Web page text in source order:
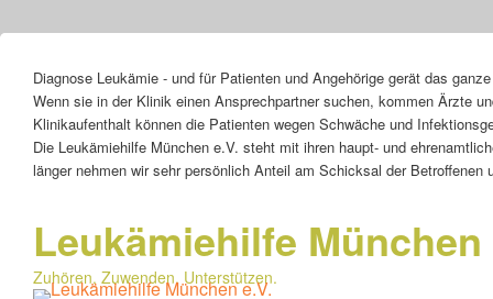
Header
Top
Sidebar
Widget
Area
Diagnose Leukämie - und für Patienten und Angehörige gerät das
Wenn sie in der Klinik einen Ansprechpartner suchen, kommen Ärzte
Klinikaufenthalt können die Patienten wegen Schwäche und
Die Leukämiehilfe München e.V. steht mit ihren haupt- und
länger nehmen wir sehr persönlich Anteil am Schicksal der Betroffenen
Leukämiehilfe München
Zuhören. Zuwenden. Unterstützen.